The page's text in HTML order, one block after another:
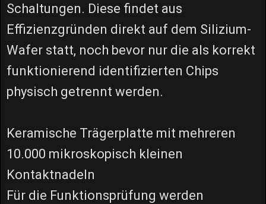
Schaltungen. Diese findet aus
Effizienzgründen direkt auf dem Silizium-
Wafer statt, noch bevor nur die als korrekt
funktionierend identifizierten Chips
physisch getrennt werden.
Keramische Trägerplatte mit mehreren
10.000 mikroskopisch kleinen
Kontaktnadeln
Für die Funktionsprüfung werden